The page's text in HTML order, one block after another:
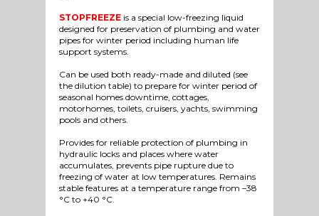
STOPFREEZE is a special low-freezing liquid
designed for preservation of plumbing and water
pipes for winter period including human life
support systems.
Can be used both ready-made and diluted (see
the dilution table) to prepare for winter period of
seasonal homes downtime, cottages,
motorhomes, toilets, cruisers, yachts, swimming
pools and others.
Provides for reliable protection of plumbing in
hydraulic locks and places where water
accumulates, prevents pipe rupture due to
freezing of water at low temperatures. Remains
stable features at a temperature range from –38
°C to +40 °C.